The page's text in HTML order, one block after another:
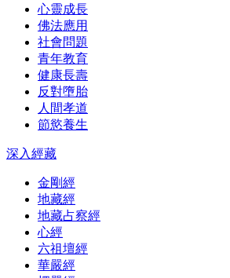
心靈成長
佛法應用
社會問題
青年教育
健康長壽
反對墮胎
人間孝道
節慾養生
深入經藏
金剛經
地藏經
地藏占察經
心經
六祖壇經
華嚴經